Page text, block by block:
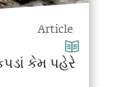
Article
કેમ પહેરે